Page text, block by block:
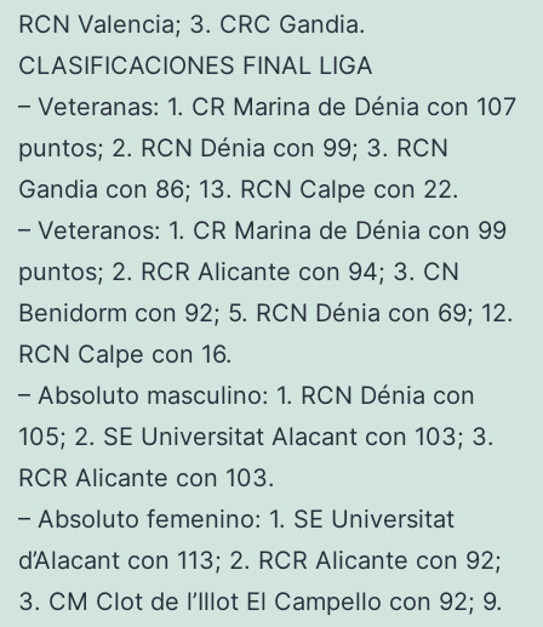
RCN Valencia; 3. CRC Gandia.
CLASIFICACIONES FINAL LIGA
– Veteranas: 1. CR Marina de Dénia con 107
puntos; 2. RCN Dénia con 99; 3. RCN
Gandia con 86; 13. RCN Calpe con 22.
– Veteranos: 1. CR Marina de Dénia con 99
puntos; 2. RCR Alicante con 94; 3. CN
Benidorm con 92; 5. RCN Dénia con 69; 12.
RCN Calpe con 16.
– Absoluto masculino: 1. RCN Dénia con
105; 2. SE Universitat Alacant con 103; 3.
RCR Alicante con 103.
– Absoluto femenino: 1. SE Universitat
d’Alacant con 113; 2. RCR Alicante con 92;
3. CM Clot de l’Illot El Campello con 92; 9.